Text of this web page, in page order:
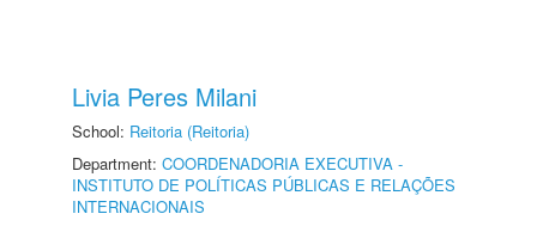
Livia Peres Milani
School: Reitoria (Reitoria)
Department: COORDENADORIA EXECUTIVA -
INSTITUTO DE POLÍTICAS PÚBLICAS E RELAÇÕES
INTERNACIONAIS